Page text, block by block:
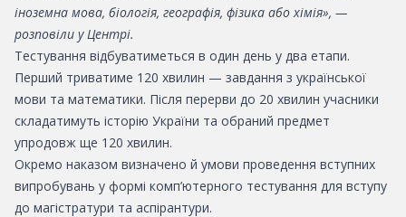
іноземна мова, біологія, географія, фізика або хімія», —
розповіли у Центрі.
Тестування відбуватиметься в один день у два етапи.
Перший триватиме 120 хвилин — завдання з української
мови та математики. Після перерви до 20 хвилин учасники
складатимуть історію України та обраний предмет
упродовж ще 120 хвилин.
Окремо наказом визначено й умови проведення вступних
випробувань у формі комп’ютерного тестування для вступу
до магістратури та аспірантури.